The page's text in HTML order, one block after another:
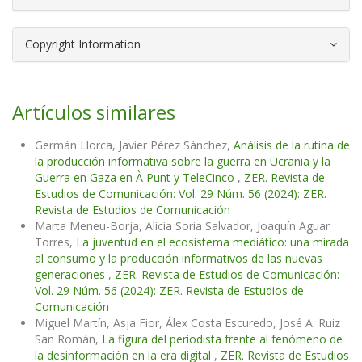
Copyright Information
Artículos similares
Germán Llorca, Javier Pérez Sánchez, Análisis de la rutina de
la producción informativa sobre la guerra en Ucrania y la
Guerra en Gaza en À Punt y TeleCinco , ZER. Revista de
Estudios de Comunicación: Vol. 29 Núm. 56 (2024): ZER.
Revista de Estudios de Comunicación
Marta Meneu-Borja, Alicia Soria Salvador, Joaquín Aguar
Torres, La juventud en el ecosistema mediático: una mirada
al consumo y la producción informativos de las nuevas
generaciones , ZER. Revista de Estudios de Comunicación:
Vol. 29 Núm. 56 (2024): ZER. Revista de Estudios de
Comunicación
Miguel Martín, Asja Fior, Álex Costa Escuredo, José A. Ruiz
San Román, La figura del periodista frente al fenómeno de
la desinformación en la era digital , ZER. Revista de Estudios